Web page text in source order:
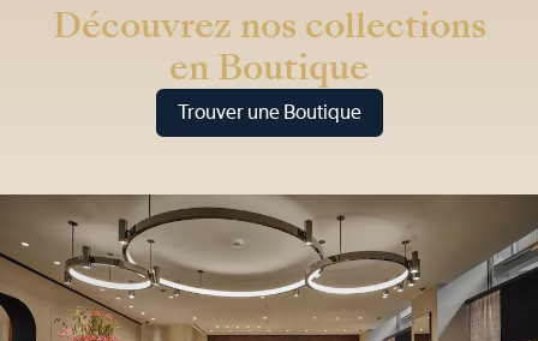
Découvrez nos collections
en Boutique
Trouver une Boutique